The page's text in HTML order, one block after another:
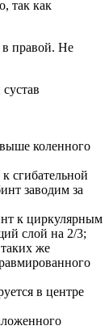
так как
правой. Не
коленного
сгибательной
заводим за
к циркулярным
слой на 2/3;
же
в центре